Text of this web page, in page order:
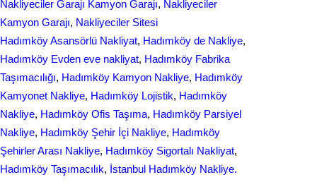
Nakliyeciler Garajı Kamyon Garajı, Nakliyeciler
Kamyon Garajı, Nakliyeciler Sitesi
Hadımköy Asansörlü Nakliyat, Hadımköy de Nakliye
Hadımköy Evden eve nakliyat, Hadımköy Fabrika
Taşımacılığı, Hadımköy Kamyon Nakliye, Hadımköy
Kamyonet Nakliye, Hadımköy Lojistik, Hadımköy
Nakliye, Hadımköy Ofis Taşıma, Hadımköy Parsiyel
Nakliye, Hadımköy Şehir İçi Nakliye, Hadımköy
Şehirler Arası Nakliye, Hadımköy Sigortalı Nakliyat
Hadımköy Taşımacılık, İstanbul Hadımköy Nakliye.